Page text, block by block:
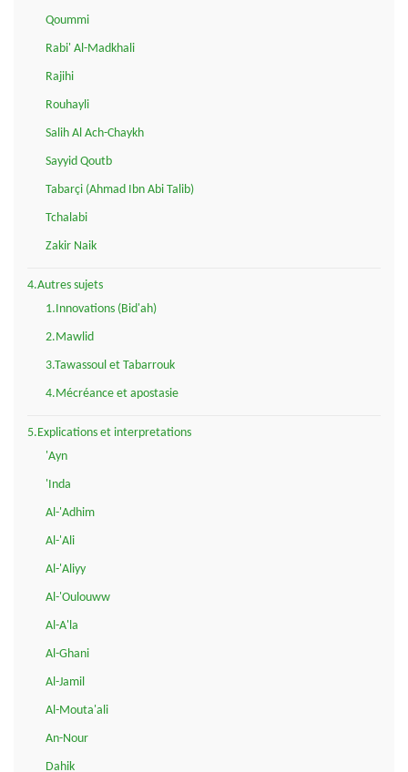
Qoummi
Rabi' Al-Madkhali
Rajihi
Rouhayli
Salih Al Ach-Chaykh
Sayyid Qoutb
Tabarçi (Ahmad Ibn Abi Talib)
Tchalabi
Zakir Naik
4.Autres sujets
1.Innovations (Bid'ah)
2.Mawlid
3.Tawassoul et Tabarrouk
4.Mécréance et apostasie
5.Explications et interpretations
'Ayn
'Inda
Al-'Adhim
Al-'Ali
Al-'Aliyy
Al-'Oulouww
Al-A'la
Al-Ghani
Al-Jamil
Al-Mouta'ali
An-Nour
Dahik